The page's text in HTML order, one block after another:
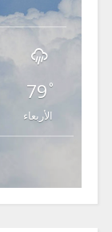
79 °
الأربعاء